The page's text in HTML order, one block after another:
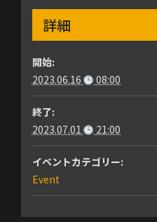
詳細
開始:
2023.06.16
08:00
終了:
2023.07.01
21:00
イベントカテゴリー:
Event